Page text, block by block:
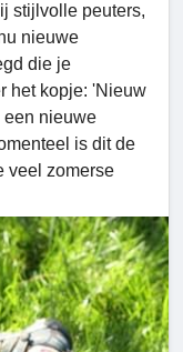
stijlvolle peuters,
nieuwe
die je
het kopje: 'Nieuw
een nieuwe
is dit de
veel zomerse